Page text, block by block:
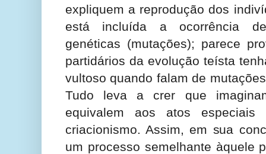
expliquem a reprodução dos
está incluída a ocorrência
genéticas (mutações); parece
partidários da evolução teísta
vultoso quando falam de
Tudo leva a crer que
equivalem aos atos
criacionismo. Assim, em sua
um processo semelhante àquele